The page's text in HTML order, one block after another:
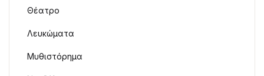
Θέατρο
Λευκώματα
Μυθιστόρημα